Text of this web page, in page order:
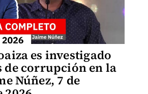
es investigado
de corrupción en la
Núñez, 7 de